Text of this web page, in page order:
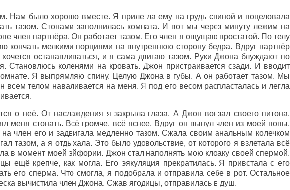
Нам было хорошо вместе. Я прилегла ему на грудь спиной и поцеловала
тазом. Стонами заполнилась комната. И вот мы через минуту лежим на
член партнёра. Он работает тазом. Его член я ощущаю простатой. По телу
кончать мелкими порциями на внутреннюю сторону бедра. Вдруг партнёр
останавливаться, и я сама двигаю тазом. Руки Джона блуждают по
Становлюсь коленями на кровать. Джон пристраивается сзади. И вводит
Я выпрямляю спину. Целую Джона в губы. А он работает тазом. Мы
телом наваливается на меня. Я под его весом распласталась и легла
о неё. От наслаждения я закрыла глаза. А Джон вонзал своего питона.
меня стонать. Всё громче, всё яснее. Вдруг он вынул член из моей попы.
член его и задвигала медленно тазом. Сжала своим анальным колечком
тазом, а я отдыхала. Это было удовольствие, от которого я взлетала всё
в момент моей эйфории. Джон стал наполнять мою клоаку своей спермой.
ещё крепче, как могла. Его эякуляция прекратилась. Я привстала с его
его сперма. Что смогла, я подобрала и отправила себе в рот. Остальное
вычистила член Джона. Сжав ягодицы, отправилась в душ.